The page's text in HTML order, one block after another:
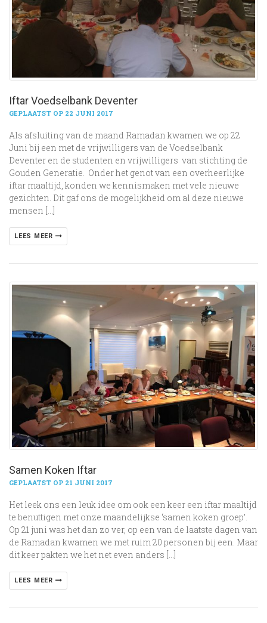
Iftar Voedselbank Deventer
GEPLAATST OP 22 JUNI 2017
Als afsluiting van de maand Ramadan kwamen we op 22
Juni bij een met de vrijwilligers van de Voedselbank
Deventer en de studenten en vrijwilligers van stichting de
Gouden Generatie. Onder het genot van een overheerlijke
iftar maaltijd, konden we kennismaken met vele nieuwe
gezichten. Dit gaf ons de mogelijkheid om al deze nieuwe
mensen […]
LEES MEER
Samen Koken Iftar
GEPLAATST OP 21 JUNI 2017
Het leek ons een leuk idee om ook een keer een iftar maaltijd
te benuttigen met onze maandelijkse ‘samen koken groep’.
Op 21 juni was het dan zo ver, op een van de laatste dagen van
de Ramadan kwamen we met ruim 20 personen bij een. Maar
dit keer pakten we het net even anders […]
LEES MEER